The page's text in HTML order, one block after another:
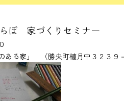
ぼ 家づくりセミナー
る家」 （勝央町植月中３２３９－